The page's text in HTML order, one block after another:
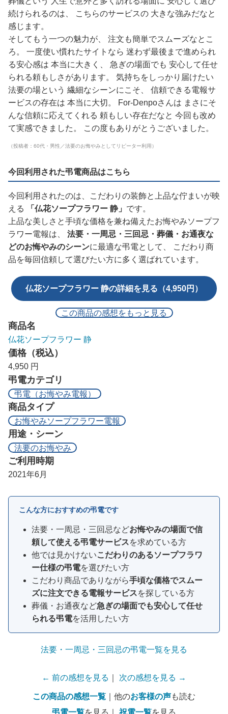
続けられるのは、 こちらのサービスの 大きな強みだなと
感じます。
そしてもう一つの魅力が、 注文も簡単でスムーズなとこ
ろ。 一度使い慣れたサイトなら 迷わず最後まで進められ
る安心感は 本当に大きく、 急ぎの場面でも 安心して任せ
られる頼もしさがあります。 気持ちをしっかり届けたい
法要の場という 繊細なシーンにこそ、 信頼できる電報サ
ービスの存在は 本当に大切。 For-Denpoさんは まさにそ
んな信頼に応えてくれる 頼もしい存在だなと 今回も改め
て実感できました。 この度もありがとうございました。
（投稿者：60代・男性／法要のお悔やみとしてリピーター利用）
今回利用された弔電商品はこちら
今回利用されたのは、こだわりの装飾と上品な佇まいが映
える
「仏花ソープフラワー 静」 です。
上品な美しさと手頃な価格を兼ね備えたお悔やみソープフ
ラワー電報は、 法要・一周忌・三回忌・葬儀・お通夜な
どのお悔やみのシーンに最適な弔電として、 こだわり商
品を毎回信頼して選びたい方に多く選ばれています。
仏花ソープフラワー 静の詳細を見る（4,950円）
この商品の感想をもっと見る
商品名
仏花ソープフラワー 静
価格（税込）
4,950 円
弔電カテゴリ
弔電（お悔やみ電報）
商品タイプ
お悔やみソープフラワー電報
用途・シーン
法要のお悔やみ
ご利用時期
2021年6月
こんな方におすすめの弔電です
法要・一周忌・三回忌などお悔やみの場面で信
頼して使える弔電サービスを求めている方
他では見かけないこだわりのあるソープフラワ
ー仕様の弔電を選びたい方
こだわり商品でありながら手頃な価格でスムー
ズに注文できる電報サービスを探している方
葬儀・お通夜など急ぎの場面でも安心して任せ
られる弔電を活用したい方
法要・一周忌・三回忌の弔電一覧を見る
← 前の感想を見る 次の感想を見る →
この商品の感想一覧 ｜他のお客様の声も読む
弔電一覧を見る｜祝電一覧を見る